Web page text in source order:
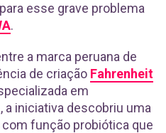
esse grave problema
.
a marca peruana de
de criação Fahrenheit
em
iniciativa descobriu uma
função probiótica que